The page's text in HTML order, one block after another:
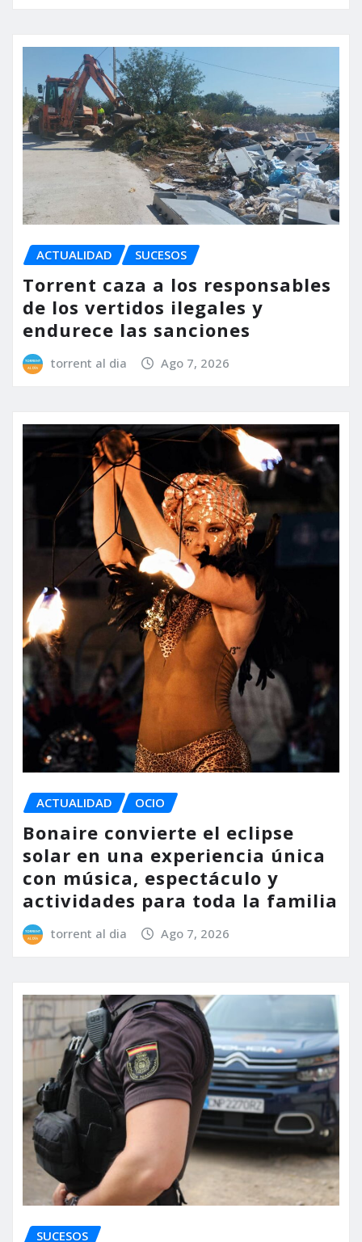
ACTUALIDAD SUCESOS
Torrent caza a los responsables
de los vertidos ilegales y
endurece las sanciones
torrent al dia Ago 7, 2026
ACTUALIDAD OCIO
Bonaire convierte el eclipse
solar en una experiencia única
con música, espectáculo y
actividades para toda la familia
torrent al dia Ago 7, 2026
SUCESOS